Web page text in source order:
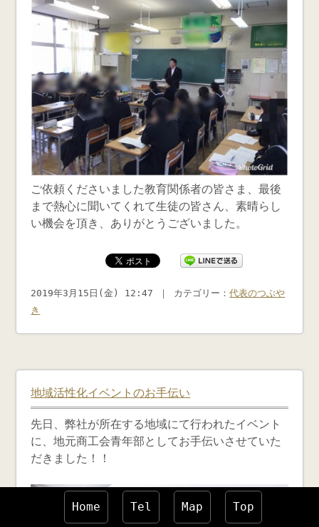
ご依頼くださいました教育関係者の皆さま、最後
まで熱心に聞いてくれて生徒の皆さん、素晴らし
い機会を頂き、ありがとうございました。
2019年3月15日(金) 12:47 ｜ カテゴリー：代表のつぶや
き
地域活性化イベントのお手伝い
先日、弊社が所在する地域にて行われたイベント
に、地元商工会青年部としてお手伝いさせていた
だきました！！
Home Tel Map Top